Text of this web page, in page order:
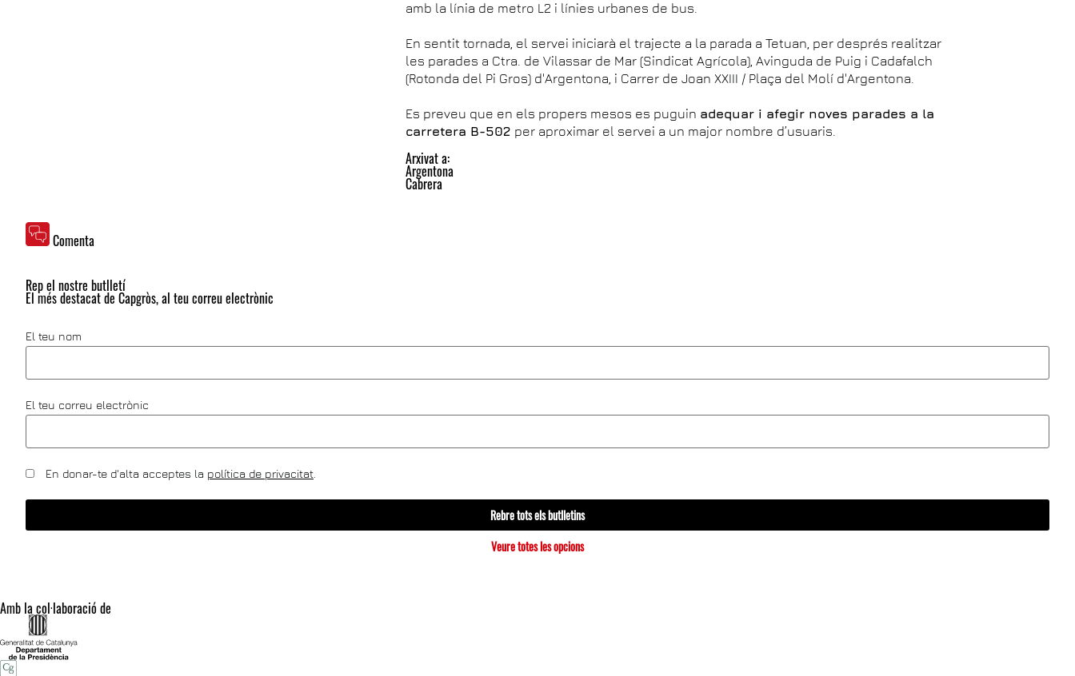
amb la línia de metro L2 i línies urbanes de bus.
En sentit tornada, el servei iniciarà el trajecte a la parada a Tetuan, per després realitzar
les parades a Ctra. de Vilassar de Mar (Sindicat Agrícola), Avinguda de Puig i Cadafalch
(Rotonda del Pi Gros) d'Argentona, i Carrer de Joan XXIII / Plaça del Molí d'Argentona.
Es preveu que en els propers mesos es puguin adequar i afegir noves parades a la
carretera B-502 per aproximar el servei a un major nombre d’usuaris.
Arxivat a:
Argentona
Cabrera
Comenta
Rep el nostre butlletí
El més destacat de Capgròs, al teu correu electrònic
El teu nom
El teu correu electrònic
En donar-te d'alta acceptes la política de privacitat
Rebre tots els butlletins
Veure totes les opcions
Amb la col·laboració de